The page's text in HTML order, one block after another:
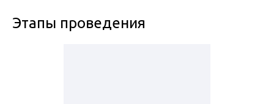
Этапы проведения